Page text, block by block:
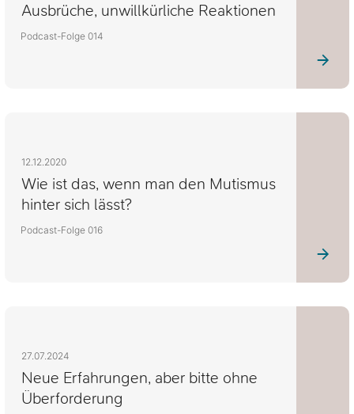
Ausbrüche, unwillkürliche Reaktionen
Podcast-Folge 014
12.12.2020
Wie ist das, wenn man den Mutismus
hinter sich lässt?
Podcast-Folge 016
27.07.2024
Neue Erfahrungen, aber bitte ohne
Überforderung